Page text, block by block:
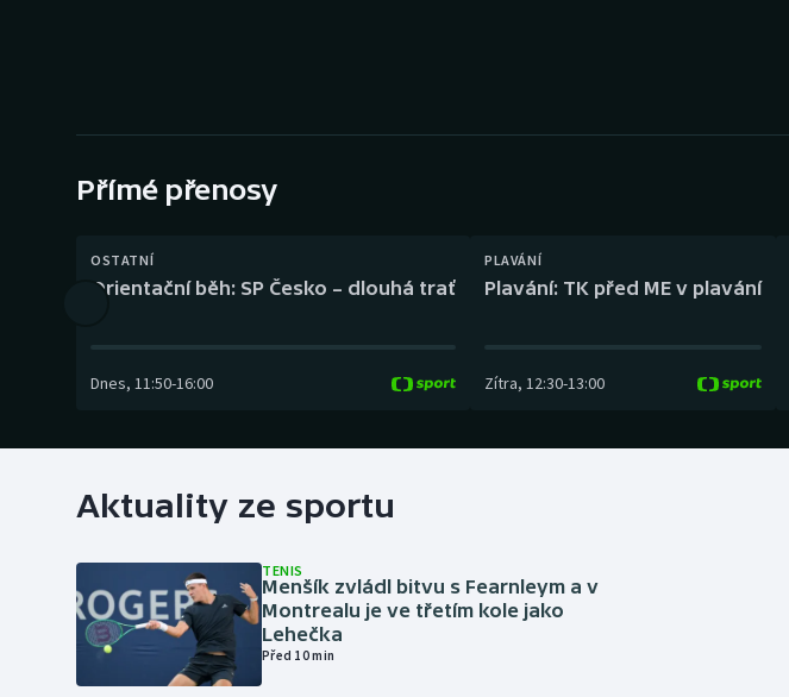
Gymnastika Plážový volejbal
Přímé přenosy
OSTATNÍ
Orientační běh: SP Česko – dlouhá trať
Dnes, 11:50-16:00
PLAVÁNÍ
Plavání: TK před ME v plavání
Zítra, 12:30-13:00
Aktuality ze sportu
TENIS
Menšík zvládl bitvu s Fearnleym a v
Montrealu je ve třetím kole jako
Lehečka
Před 10 min